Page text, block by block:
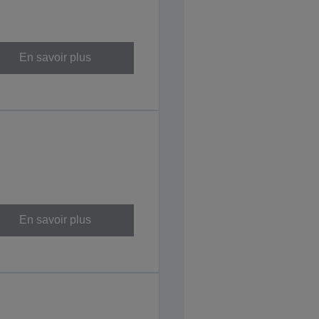
En savoir plus
En savoir plus